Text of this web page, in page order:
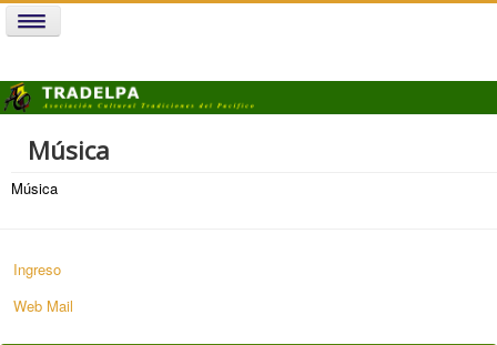
Música
Música
Ingreso
Web Mail